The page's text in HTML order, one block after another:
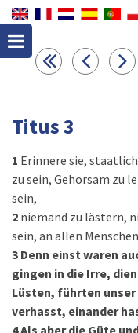
Titus 3
1 Erinnere sie,
zu sein, Gehorsam zu
sein,
2 niemand zu lästern,
sein, an allen
3 Denn einst waren
gingen in die Irre,
Lüsten, führten unser
verhasst, einander
4Als aber die Güte